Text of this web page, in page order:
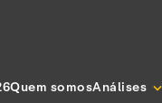
Quem somosAnálises